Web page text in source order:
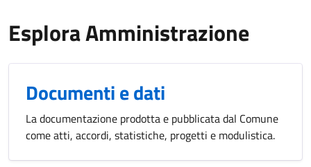
Esplora Amministrazione
Documenti e dati
La documentazione prodotta e pubblicata dal Comune
come atti, accordi, statistiche, progetti e modulistica.